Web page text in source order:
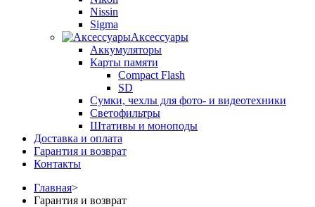
Nissin
Sigma
Аксессуары
Аккумуляторы
Карты памяти
Compact Flash
SD
Сумки, чехлы для фото- и видеотехники
Светофильтры
Штативы и моноподы
Доставка и оплата
Гарантия и возврат
Контакты
Главная>
Гарантия и возврат